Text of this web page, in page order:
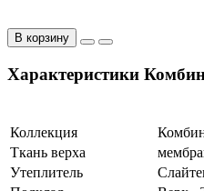
В корзину
Характеристики
Коллекция
Ткань верха
Утеплитель